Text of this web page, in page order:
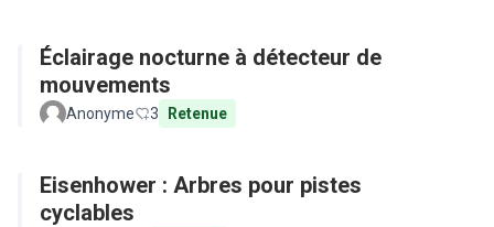
Éclairage nocturne à détecteur de
mouvements
Anonyme 3 Retenue
Eisenhower : Arbres pour pistes
cyclables